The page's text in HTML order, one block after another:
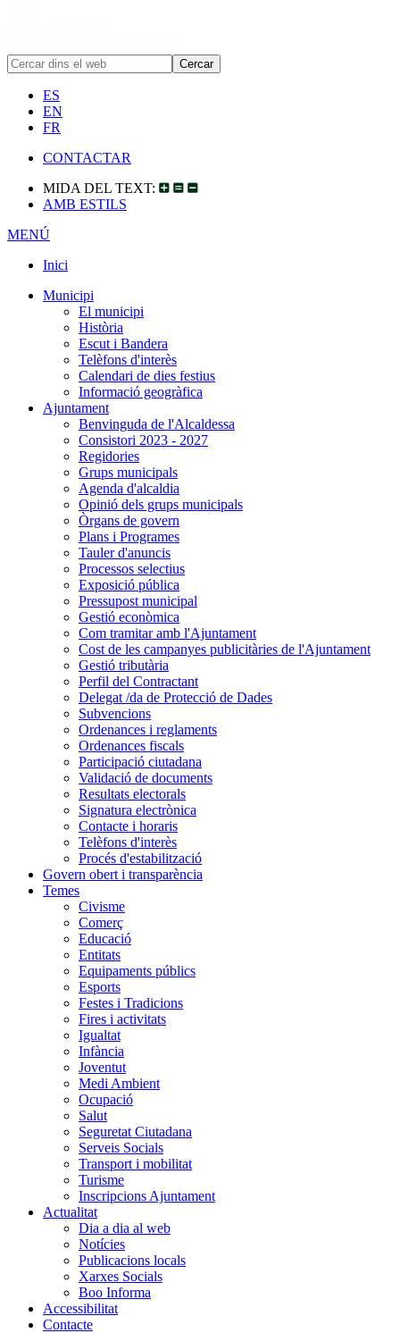
ES
EN
FR
CONTACTAR
MIDA DEL TEXT:
AMB ESTILS
MENÚ
Inici
Municipi
El municipi
Història
Escut i Bandera
Telèfons d'interès
Calendari de dies festius
Informació geogràfica
Ajuntament
Benvinguda de l'Alcaldessa
Consistori 2023 - 2027
Regidories
Grups municipals
Agenda d'alcaldia
Opinió dels grups municipals
Òrgans de govern
Plans i Programes
Tauler d'anuncis
Processos selectius
Exposició pública
Pressupost municipal
Gestió econòmica
Com tramitar amb l'Ajuntament
Cost de les campanyes publicitàries de l'Ajuntament
Gestió tributària
Perfil del Contractant
Delegat /da de Protecció de Dades
Subvencions
Ordenances i reglaments
Ordenances fiscals
Participació ciutadana
Validació de documents
Resultats electorals
Signatura electrònica
Contacte i horaris
Telèfons d'interès
Procés d'estabilització
Govern obert i transparència
Temes
Civisme
Comerç
Educació
Entitats
Equipaments públics
Esports
Festes i Tradicions
Fires i activitats
Igualtat
Infància
Joventut
Medi Ambient
Ocupació
Salut
Seguretat Ciutadana
Serveis Socials
Transport i mobilitat
Turisme
Inscripcions Ajuntament
Actualitat
Dia a dia al web
Notícies
Publicacions locals
Xarxes Socials
Boo Informa
Accessibilitat
Contacte